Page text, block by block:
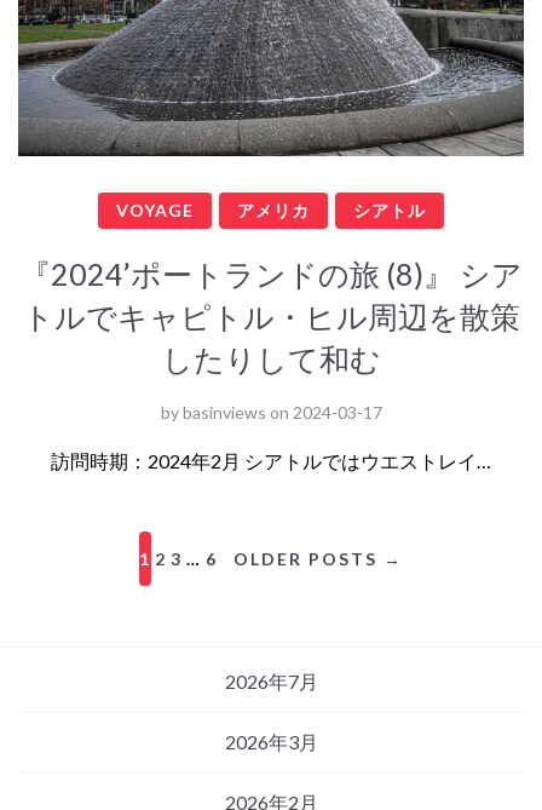
VOYAGE アメリカ シアトル
『2024’ポートランドの旅 (8)』 シア
トルでキャピトル・ヒル周辺を散策
したりして和む
bybasinviews on 2024-03-17
訪問時期：2024年2月 シアトルではウエストレイ…
1 2 3 … 6 OLDER POSTS →
2026年7月
2026年3月
2026年2月